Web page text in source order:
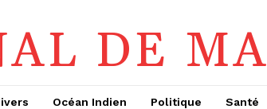
DE
Océan Indien Politique Santé